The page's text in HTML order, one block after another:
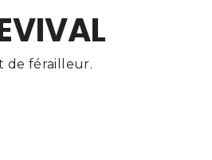
de férailleur.